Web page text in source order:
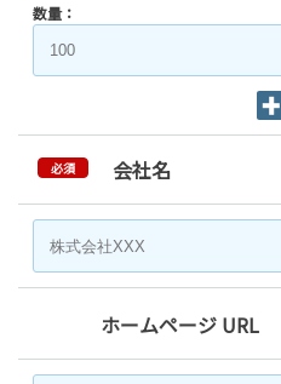
数量：
必須 会社名
ホームページ URL